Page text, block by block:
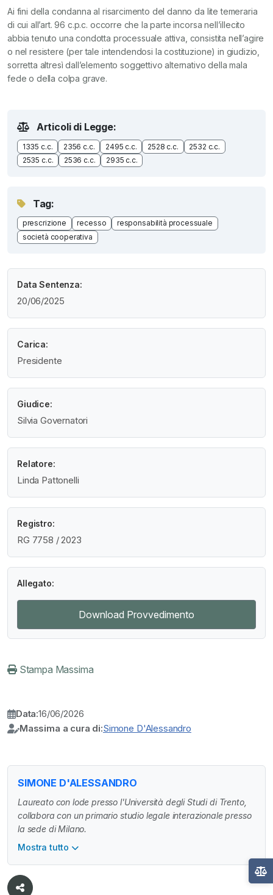
Ai fini della condanna al risarcimento del danno da lite temeraria
di cui all’art. 96 c.p.c. occorre che la parte incorsa nell’illecito
abbia tenuto una condotta processuale attiva, consistita nell’agire
o nel resistere (per tale intendendosi la costituzione) in giudizio,
sorretta altresì dall’elemento soggettivo alternativo della mala
fede o della colpa grave.
Articoli di Legge:
1335 c.c. 2356 c.c. 2495 c.c. 2528 c.c.
2532 c.c.
2535 c.c.
2536 c.c. 2935 c.c.
Tag:
prescrizione recesso
responsabilità processuale
società cooperativa
Data Sentenza:
20/06/2025
Carica:
Presidente
Giudice:
Silvia Governatori
Relatore:
Linda Pattonelli
Registro:
RG 7758 / 2023
Allegato:
Download Provvedimento
Stampa Massima
Data:16/06/2026
Massima a cura di:Simone D'Alessandro
SIMONE D'ALESSANDRO
Laureato con lode presso l'Università degli Studi di Trento,
collabora con un primario studio legale interazionale presso
la sede di Milano.
Mostra tutto